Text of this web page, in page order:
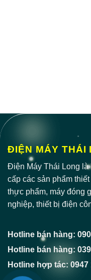
ĐIỆN MÁY THÁI
Điện Máy Thái Long là
cấp các sản phẩm
thực phẩm, máy đóng
nghiệp, thiết bị điện
Hotline bán hàng:
Hotline bán hàng:
Hotline hợp tác: 0947